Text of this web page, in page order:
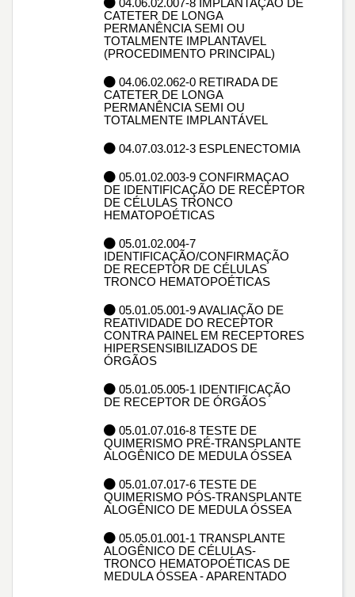
04.06.02.007-8 IMPLANTAÇÃO DE
CATETER DE LONGA
PERMANÊNCIA SEMI OU
TOTALMENTE IMPLANTAVEL
(PROCEDIMENTO PRINCIPAL)
04.06.02.062-0 RETIRADA DE
CATETER DE LONGA
PERMANÊNCIA SEMI OU
TOTALMENTE IMPLANTÁVEL
04.07.03.012-3 ESPLENECTOMIA
05.01.02.003-9 CONFIRMAÇAO
DE IDENTIFICAÇÃO DE RECEPTOR
DE CÉLULAS TRONCO
HEMATOPOÉTICAS
05.01.02.004-7
IDENTIFICAÇÃO/CONFIRMAÇÃO
DE RECEPTOR DE CÉLULAS
TRONCO HEMATOPOÉTICAS
05.01.05.001-9 AVALIAÇÃO DE
REATIVIDADE DO RECEPTOR
CONTRA PAINEL EM RECEPTORES
HIPERSENSIBILIZADOS DE
ÓRGÃOS
05.01.05.005-1 IDENTIFICAÇÃO
DE RECEPTOR DE ÓRGÃOS
05.01.07.016-8 TESTE DE
QUIMERISMO PRÉ-TRANSPLANTE
ALOGÊNICO DE MEDULA ÓSSEA
05.01.07.017-6 TESTE DE
QUIMERISMO PÓS-TRANSPLANTE
ALOGÊNICO DE MEDULA ÓSSEA
05.05.01.001-1 TRANSPLANTE
ALOGÊNICO DE CÉLULAS-
TRONCO HEMATOPOÉTICAS DE
MEDULA ÓSSEA - APARENTADO